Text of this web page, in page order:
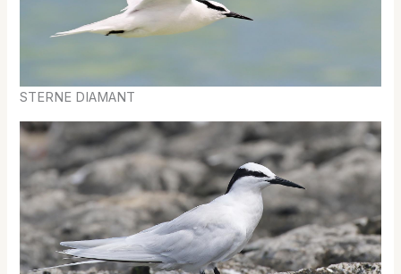
STERNE DIAMANT